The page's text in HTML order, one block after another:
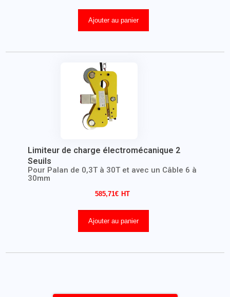
Ajouter au panier
Limiteur de charge électromécanique 2
Seuils
Pour Palan de 0,3T à 30T et avec un Câble 6 à
30mm
585,71€
Ajouter au panier